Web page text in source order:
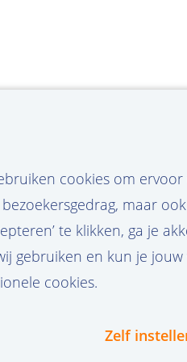
cookies om
maar
te klikken, ga je
gebruiken en kun je
cookies.
Zelf
Contact